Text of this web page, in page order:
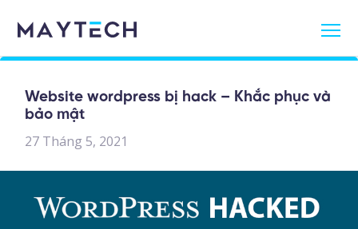
Website wordpress bị hack – Khắc phục và
bảo mật
27 Tháng 5, 2021